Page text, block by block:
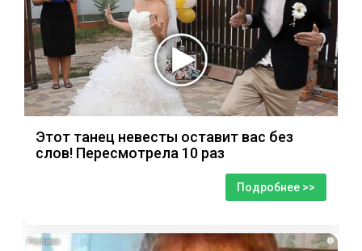
Этот танец невесты оставит вас без
слов! Пересмотрела 10 раз
Подробнее >>
i